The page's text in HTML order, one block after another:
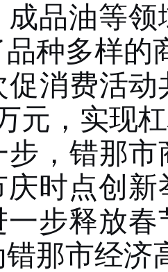
成品油等
种多样的
促消费活
元，实现
步，错那
庆时点创
一步释放
错那市经济